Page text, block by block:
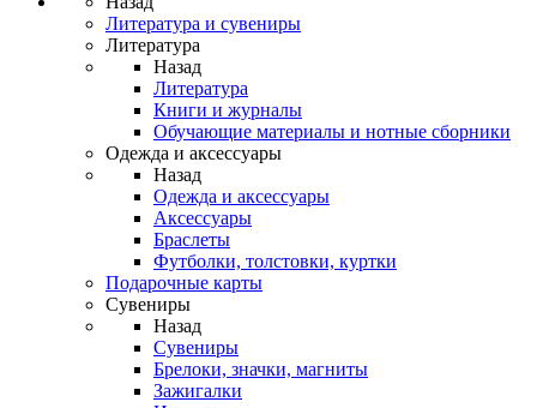
Литература и сувениры
Литература
Назад
Литература
Книги и журналы
Обучающие материалы и нотные сборники
Одежда и аксессуары
Назад
Одежда и аксессуары
Аксессуары
Браслеты
Футболки, толстовки, куртки
Подарочные карты
Сувениры
Назад
Сувениры
Брелоки, значки, магниты
Зажигалки